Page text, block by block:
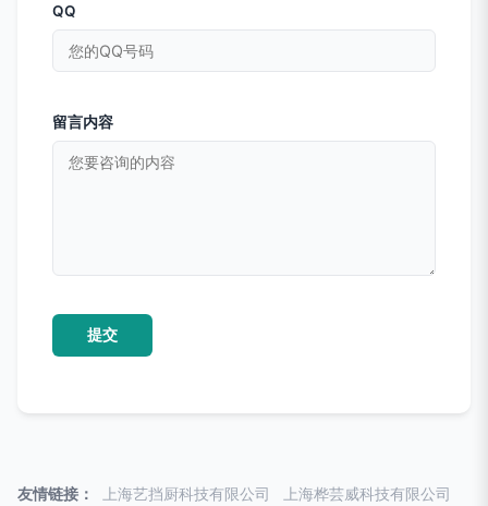
QQ
留言内容
友情链接： 上海艺挡厨科技有限公司
上海桦芸威科技有限公司